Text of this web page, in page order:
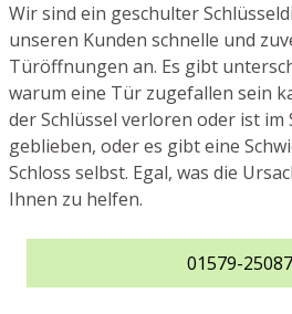
Wir sind ein geschulter
unseren Kunden schnelle und
Türöffnungen an. Es gibt
warum eine Tür zugefallen sein
der Schlüssel verloren oder ist im
geblieben, oder es gibt eine
Schloss selbst. Egal, was die
Ihnen zu helfen.
01579-